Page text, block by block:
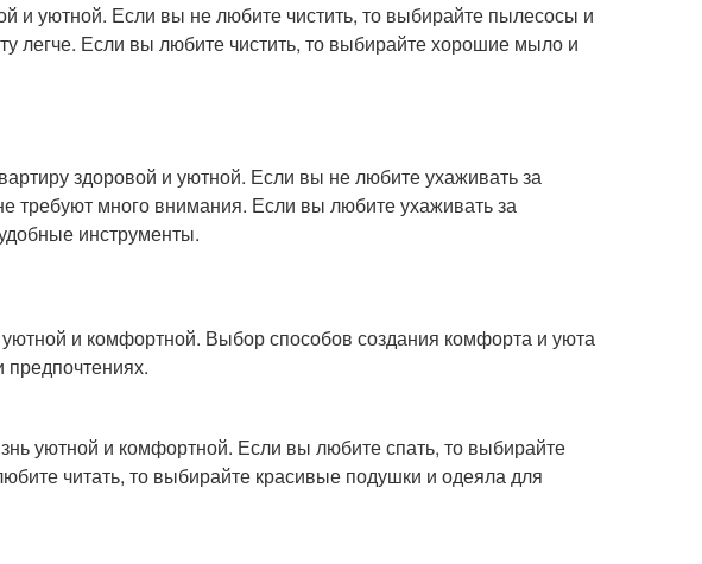
и уютной. Если вы не любите чистить, то выбирайте пылесосы и
легче. Если вы любите чистить, то выбирайте хорошие мыло и
здоровой и уютной. Если вы не любите ухаживать за
требуют много внимания. Если вы любите ухаживать за
инструменты.
и комфортной. Выбор способов создания комфорта и уюта
уютной и комфортной. Если вы любите спать, то выбирайте
читать, то выбирайте красивые подушки и одеяла для